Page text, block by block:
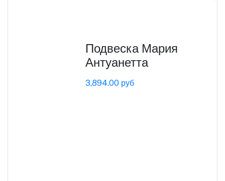
Подвеска Мария
Антуанетта
3,894.00 руб